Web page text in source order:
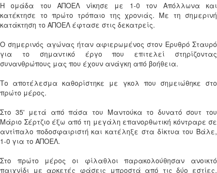
Η ομάδα του ΑΠΟΕΛ νίκησε με 1-0 τον Απόλλωνα και
κατέκτησε το πρώτο τρόπαιο της χρονιάς. Με τη σημερινή
κατάκτηση το ΑΠΟΕΛ έφτασε στις δεκατρείς.
Ο σημερινός αγώνας ήταν αφιερωμένος στον Ερυθρό Σταυρό
για το σημαντικό έργο που επιτελεί στηρίζοντας
συνανθρώπους μας που έχουν ανάγκη από βοήθεια.
Το αποτέλεσμα καθορίστηκε με γκολ που σημειώθηκε στο
πρώτο μέρος.
Στο 35' μετά από πάσα του Μαντούκα το δυνατό σουτ του
Μάριο Σέρτζιο έξω από τη μεγάλη επανορθωτική κόντραρε σε
αντίπαλο ποδοσφαιριστή και κατέληξε στα δίκτυα του Βάλε,
1-0 για το ΑΠΟΕΛ.
Στο πρώτο μέρος οι φίλαθλοι παρακολούθησαν ανοικτό
παιχνίδι με αρκετές φάσεις μπροστά από τις δύο εστίες.